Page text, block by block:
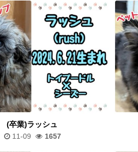
(卒業)ラッシュ
11-09 1657